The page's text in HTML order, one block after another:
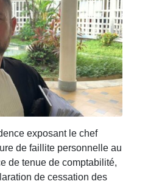
exposant le chef
de faillite personnelle au
de tenue de comptabilité,
de cessation des